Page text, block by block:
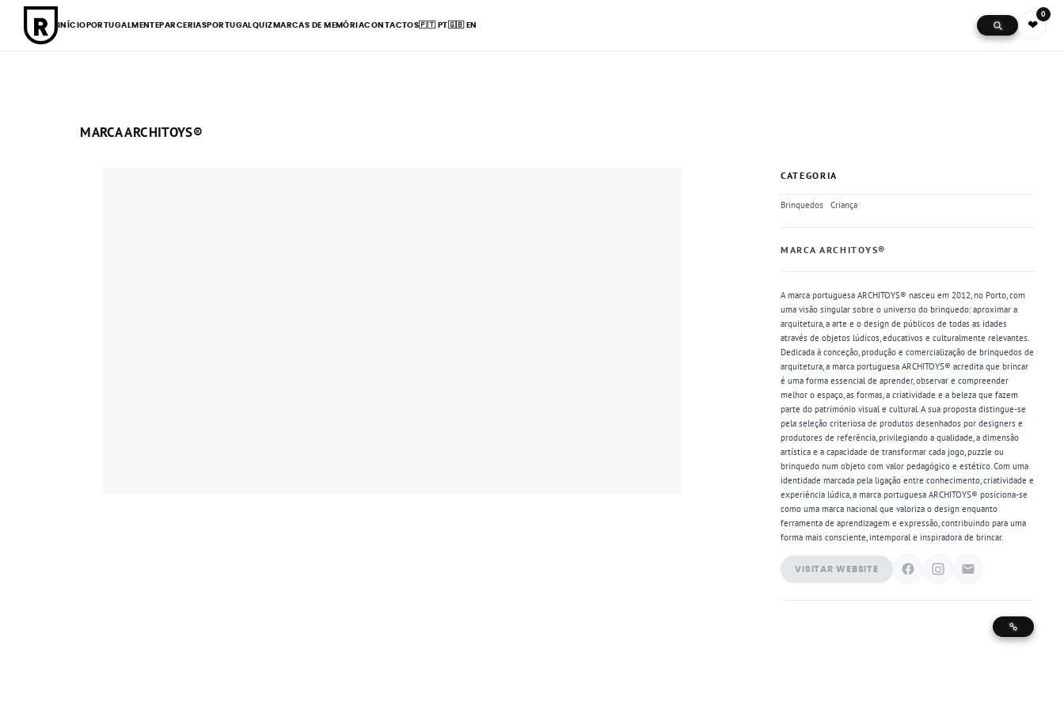
INÍCIO PORTUGALMENTE PARCERIAS PORTUGALQUIZ MARCAS DE MEMÓRIACONTACTOS🇵🇹 PT🇬🇧 EN ❤
0
MARCA ARCHITOYS®
CATEGORIA
Brinquedos Criança
MARCA ARCHITOYS®
A marca portuguesa ARCHITOYS® nasceu em 2012, no Porto, com
uma visão singular sobre o universo do brinquedo: aproximar a
arquitetura, a arte e o design de públicos de todas as idades
através de objetos lúdicos, educativos e culturalmente relevantes.
Dedicada à conceção, produção e comercialização de brinquedos de
arquitetura, a marca portuguesa ARCHITOYS® acredita que brincar
é uma forma essencial de aprender, observar e compreender
melhor o espaço, as formas, a criatividade e a beleza que fazem
parte do património visual e cultural. A sua proposta distingue-se
pela seleção criteriosa de produtos desenhados por designers e
produtores de referência, privilegiando a qualidade, a dimensão
artística e a capacidade de transformar cada jogo, puzzle ou
brinquedo num objeto com valor pedagógico e estético. Com uma
identidade marcada pela ligação entre conhecimento, criatividade e
experiência lúdica, a marca portuguesa ARCHITOYS® posiciona-se
como uma marca nacional que valoriza o design enquanto
ferramenta de aprendizagem e expressão, contribuindo para uma
forma mais consciente, intemporal e inspiradora de brincar.
VISITAR WEBSITE